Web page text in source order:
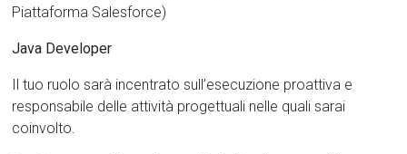
Piattaforma Salesforce)
Java Developer
Il tuo ruolo sarà incentrato sull’esecuzione proattiva e
responsabile delle attività progettuali nelle quali sarai
coinvolto.